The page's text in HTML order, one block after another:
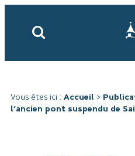
Vous êtes ici : Accueil >
l’ancien pont suspendu de